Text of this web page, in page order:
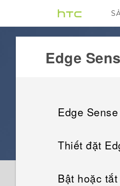
Edge
Edge
Thiết đặt
Bật hoặc